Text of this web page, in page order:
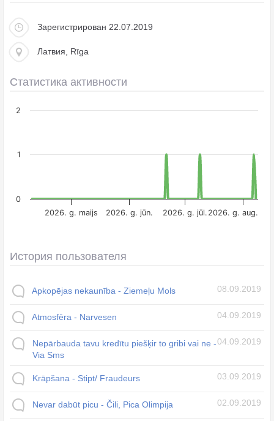
Зарегистрирован 22.07.2019
Латвия, Rīga
Статистика активности
2026. g. maijs 2026. g. jūn. 2026. g. jūl. 2026. g. aug.
0
1
2
История пользователя
Apkopējas nekaunība - Ziemeļu Mols 08.09.2019
Atmosfēra - Narvesen 04.09.2019
Nepārbauda tavu kredītu piešķir to gribi vai ne -
Via Sms
04.09.2019
Krāpšana - Stipt/ Fraudeurs 03.09.2019
Nevar dabūt picu - Čili, Pica Olimpija 02.09.2019